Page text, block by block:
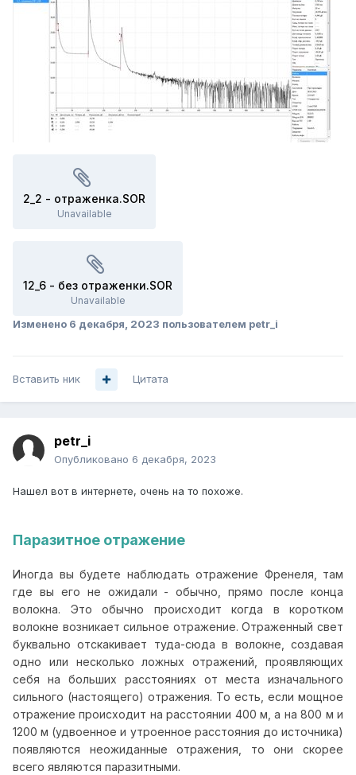
2_2 - отраженка.SOR
Unavailable
12_6 - без отраженки.SOR
Unavailable
Изменено 6 декабря, 2023 пользователем petr_i
Вставить ник Цитата
petr_i
Опубликовано 6 декабря, 2023
Нашел вот в интернете, очень на то похоже.
Паразитное отражение
Иногда вы будете наблюдать отражение Френеля, там
где вы его не ожидали - обычно, прямо после конца
волокна. Это обычно происходит когда в коротком
волокне возникает сильное отражение. Отраженный свет
буквально отскакивает туда-сюда в волокне, создавая
одно или несколько ложных отражений, проявляющих
себя на больших расстояниях от места изначального
сильного (настоящего) отражения. То есть, если мощное
отражение происходит на расстоянии 400 м, а на 800 м и
1200 м (удвоенное и утроенное расстояния до источника)
появляются неожиданные отражения, то они скорее
всего являются паразитными.